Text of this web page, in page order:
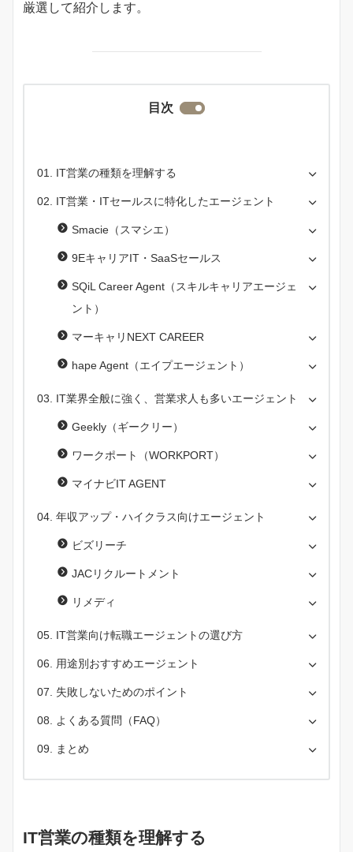
厳選して紹介します。
目次
IT営業の種類を理解する
IT営業・ITセールスに特化したエージェント
Smacie（スマシエ）
9EキャリアIT・SaaSセールス
SQiL Career Agent（スキルキャリアエージェ
ント）
マーキャリNEXT CAREER
hape Agent（エイプエージェント）
IT業界全般に強く、営業求人も多いエージェント
Geekly（ギークリー）
ワークポート（WORKPORT）
マイナビIT AGENT
年収アップ・ハイクラス向けエージェント
ビズリーチ
JACリクルートメント
リメディ
IT営業向け転職エージェントの選び方
用途別おすすめエージェント
失敗しないためのポイント
よくある質問（FAQ）
まとめ
IT営業の種類を理解する